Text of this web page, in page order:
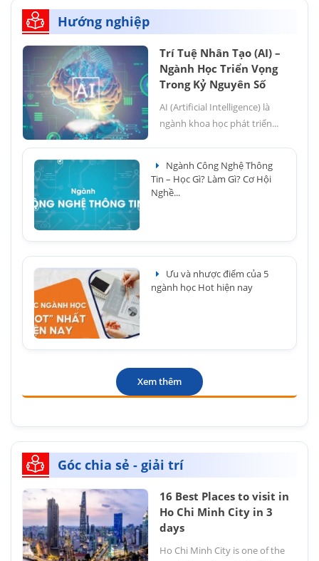
Hướng nghiệp
Trí Tuệ Nhân Tạo (AI) –
Ngành Học Triển Vọng
Trong Kỷ Nguyên Số
AI (Artificial Intelligence) là
ngành khoa học phát triển...
Ngành Công Nghệ Thông
Tin – Học Gì? Làm Gì? Cơ Hội
Nghề...
Ưu và nhược điểm của 5
ngành học Hot hiện nay
Xem thêm
Góc chia sẻ - giải trí
16 Best Places to visit in
Ho Chi Minh City in 3
days
Ho Chi Minh City is one of the